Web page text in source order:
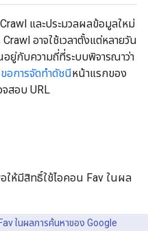
และประมวลผลข้อมูลใหม่
อาจใช้เวลาตั้งแต่หลายวัน
ยู่กับความถี่ที่ระบบพิจารณาว่า
ขอการจัดทําดัชนีหน้าแรกของ
จสอบ URL
ห้มีสิทธิ์ใช้ไอคอน Fav ในผล
ในผลการค้นหาของ Google